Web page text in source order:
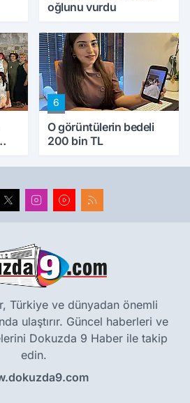
oğlunu vurdu
6
O görüntülerin bedeli
200 bin TL
Türkiye ve dünyadan önemli
ulaştırır. Güncel haberleri ve
Dokuzda 9 Haber ile takip
edin.